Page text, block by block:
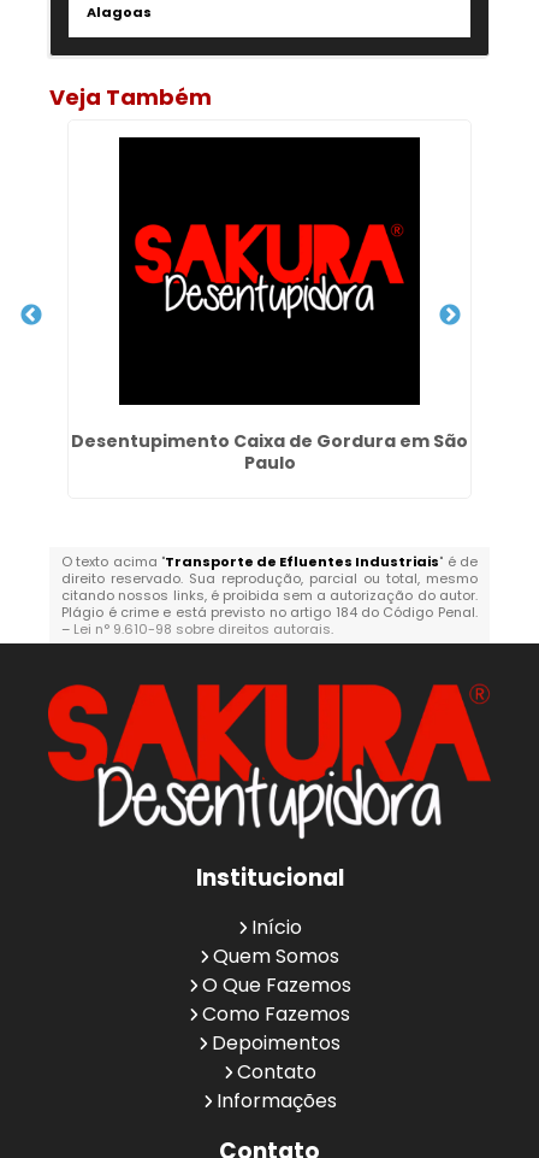
Alagoas
Veja Também
Desentupimento Caixa de Gordura em São
Paulo
O texto acima "Transporte de Efluentes Industriais" é de
direito reservado. Sua reprodução, parcial ou total, mesmo
citando nossos links, é proibida sem a autorização do autor.
Plágio é crime e está previsto no artigo 184 do Código Penal.
– Lei n° 9.610-98 sobre direitos autorais.
Institucional
Início
Quem Somos
O Que Fazemos
Como Fazemos
Depoimentos
Contato
Informações